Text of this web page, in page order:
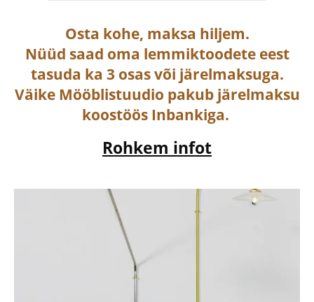
Osta kohe, maksa hiljem.
Nüüd saad oma lemmiktoodete eest
tasuda ka 3 osas või järelmaksuga.
Väike Mööblistuudio pakub järelmaksu
koostöös Inbankiga.
Rohkem infot